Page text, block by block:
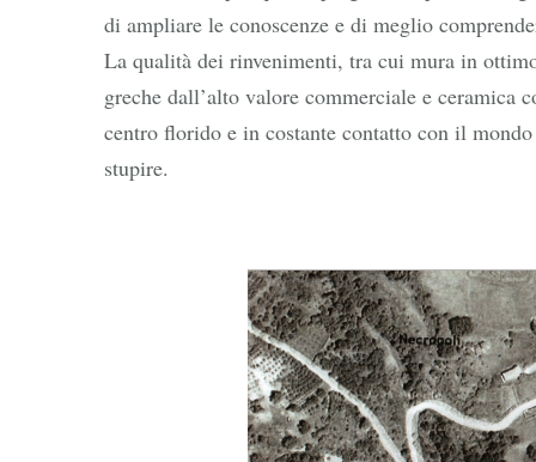
di ampliare le conoscenze e di meglio
La qualità dei rinvenimenti, tra cui mura in
greche dall’alto valore commerciale e ceramica
centro florido e in costante contatto con il
stupire.